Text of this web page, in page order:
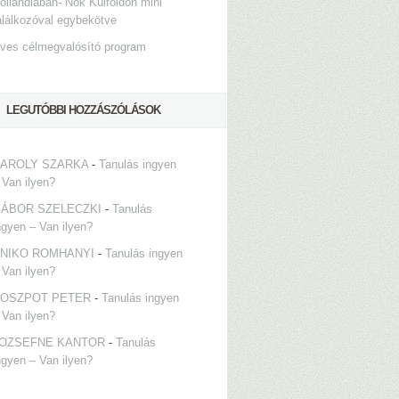
egybekötve
célmegvalósító program
LEGUTÓBBI HOZZÁSZÓLÁSOK
SZARKA- Tanulás ingyen
ilyen?
SZELECZKI
- Tanulás
– Van ilyen?
ROMHANYI - Tanulás ingyen
ilyen?
PETER - Tanulás ingyen
ilyen?
KANTOR - Tanulás
– Van ilyen?